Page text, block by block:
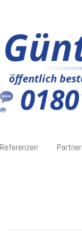
Referenzen Partner